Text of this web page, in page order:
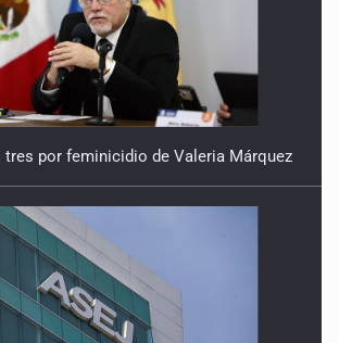
tres por feminicidio de Valeria Márquez